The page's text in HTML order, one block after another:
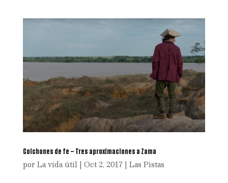
Colchones de fe – Tres aproximaciones a Zama
por La vida útil| Oct 2, 2017| Las Pistas